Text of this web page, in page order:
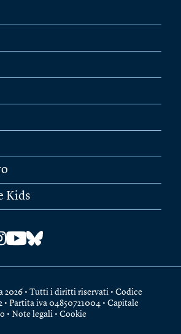
Kids
2026 • Tutti i diritti riservati • Codice
• Partita iva 04850721004 • Capitale
• Note legali • Cookie